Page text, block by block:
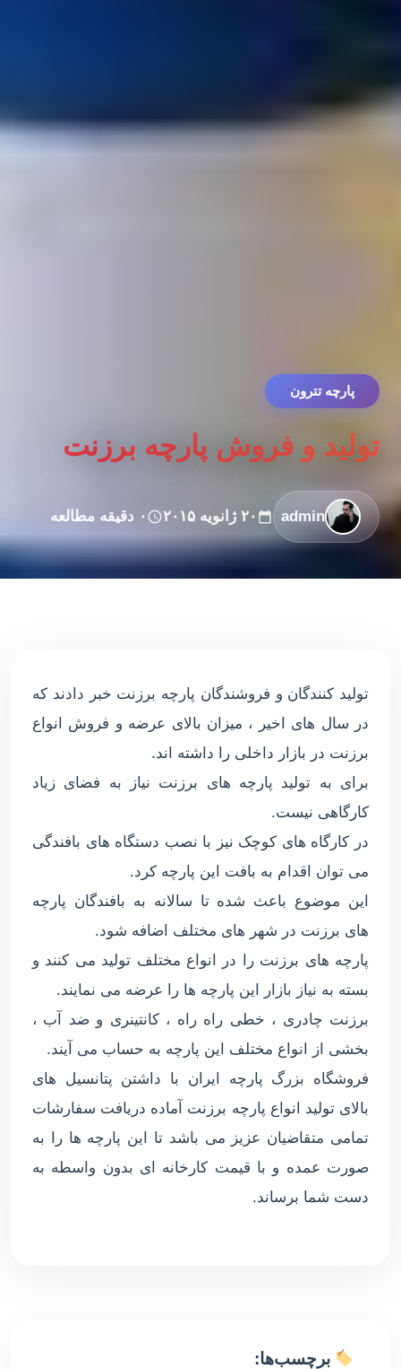
پارچه تترون
تولید و فروش پارچه برزنت
admin ۲۰ ژانویه ۲۰۱۵ ۰ دقیقه مطالعه
تولید کنندگان و فروشندگان پارچه برزنت خبر دادند که
در سال های اخیر ، میزان بالای عرضه و فروش انواع
برزنت در بازار داخلی را داشته اند.
برای به تولید پارچه های برزنت نیاز به فضای زیاد
کارگاهی نیست.
در کارگاه های کوچک نیز با نصب دستگاه های بافندگی
می توان اقدام به بافت این پارچه کرد.
این موضوع باعث شده تا سالانه به بافندگان پارچه
های برزنت در شهر های مختلف اضافه شود.
پارچه های برزنت را در انواع مختلف تولید می کنند و
بسته به نیاز بازار این پارچه ها را عرضه می نمایند.
برزنت چادری ، خطی راه راه ، کانتینری و ضد آب ،
بخشی از انواع مختلف این پارچه به حساب می آیند.
فروشگاه بزرگ پارچه ایران با داشتن پتانسیل های
بالای تولید انواع پارچه برزنت آماده دریافت سفارشات
تمامی متقاضیان عزیز می باشد تا این پارچه ها را به
صورت عمده و با قیمت کارخانه ای بدون واسطه به
دست شما برساند.
برچسب‌ها: